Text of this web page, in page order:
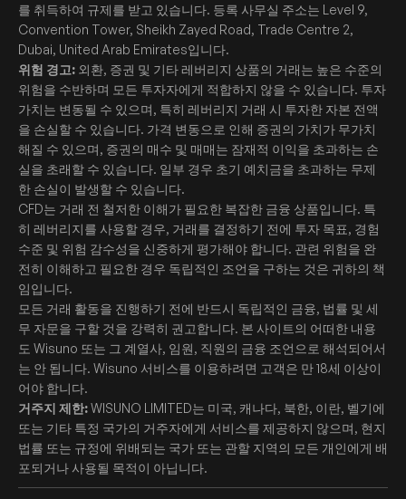
를 취득하여 규제를 받고 있습니다. 등록 사무실 주소는 Level 9,
Convention Tower, Sheikh Zayed Road, Trade Centre 2,
Dubai, United Arab Emirates입니다.
위험 경고: 외환, 증권 및 기타 레버리지 상품의 거래는 높은 수준의
위험을 수반하며 모든 투자자에게 적합하지 않을 수 있습니다. 투자
가치는 변동될 수 있으며, 특히 레버리지 거래 시 투자한 자본 전액
을 손실할 수 있습니다. 가격 변동으로 인해 증권의 가치가 무가치
해질 수 있으며, 증권의 매수 및 매매는 잠재적 이익을 초과하는 손
실을 초래할 수 있습니다. 일부 경우 초기 예치금을 초과하는 무제
한 손실이 발생할 수 있습니다.
CFD는 거래 전 철저한 이해가 필요한 복잡한 금융 상품입니다. 특
히 레버리지를 사용할 경우, 거래를 결정하기 전에 투자 목표, 경험
수준 및 위험 감수성을 신중하게 평가해야 합니다. 관련 위험을 완
전히 이해하고 필요한 경우 독립적인 조언을 구하는 것은 귀하의 책
임입니다.
모든 거래 활동을 진행하기 전에 반드시 독립적인 금융, 법률 및 세
무 자문을 구할 것을 강력히 권고합니다. 본 사이트의 어떠한 내용
도 Wisuno 또는 그 계열사, 임원, 직원의 금융 조언으로 해석되어서
는 안 됩니다. Wisuno 서비스를 이용하려면 고객은 만 18세 이상이
어야 합니다.
거주지 제한:WISUNO LIMITED는 미국, 캐나다, 북한, 이란, 벨기에
또는 기타 특정 국가의 거주자에게 서비스를 제공하지 않으며, 현지
법률 또는 규정에 위배되는 국가 또는 관할 지역의 모든 개인에게 배
포되거나 사용될 목적이 아닙니다.